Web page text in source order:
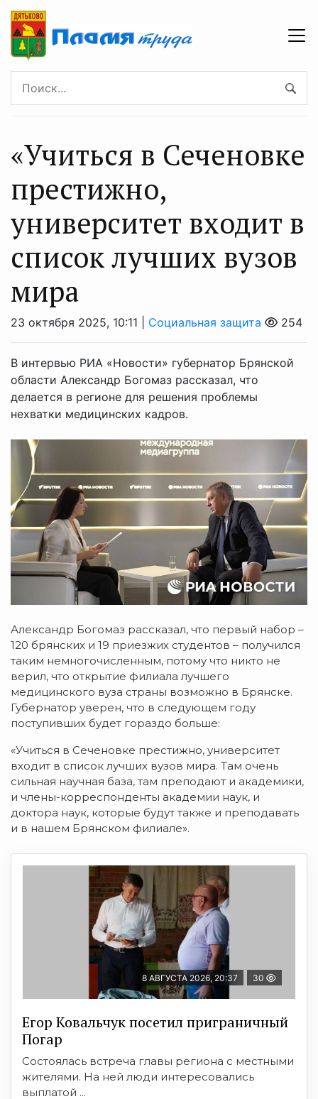
«Учиться в Сеченовке
престижно,
университет входит в
список лучших вузов
мира
23 октября 2025, 10:11 | Социальная защита 254
В интервью РИА «Новости» губернатор Брянской
области Александр Богомаз рассказал, что
делается в регионе для решения проблемы
нехватки медицинских кадров.
Александр Богомаз рассказал, что первый набор –
120 брянских и 19 приезжих студентов – получился
таким немногочисленным, потому что никто не
верил, что открытие филиала лучшего
медицинского вуза страны возможно в Брянске.
Губернатор уверен, что в следующем году
поступивших будет гораздо больше:
«Учиться в Сеченовке престижно, университет
входит в список лучших вузов мира. Там очень
сильная научная база, там преподают и академики,
и члены-корреспонденты академии наук, и
доктора наук, которые будут также и преподавать
и в нашем Брянском филиале».
8 АВГУСТА 2026, 20:37 30
Егор Ковальчук посетил приграничный
Погар
Состоялась встреча главы региона с местными
жителями. На ней люди интересовались
выплатой ...